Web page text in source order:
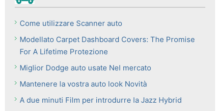
Come utilizzare Scanner auto
Modellato Carpet Dashboard Covers: The Promise
For A Lifetime Protezione
Miglior Dodge auto usate Nel mercato
Mantenere la vostra auto look Novità
A due minuti Film per introdurre la Jazz Hybrid